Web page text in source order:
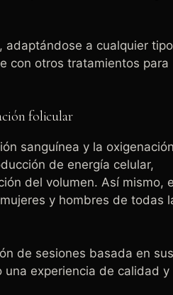
adaptándose a cualquier
con otros tratamientos para
folicular
sanguínea y la
de energía celular,
del volumen. Así mismo,
y hombres de todas
de sesiones basada en sus
experiencia de calidad y